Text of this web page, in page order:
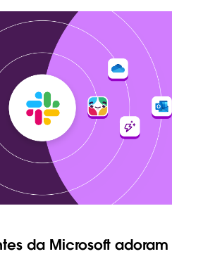
da Microsoft adoram